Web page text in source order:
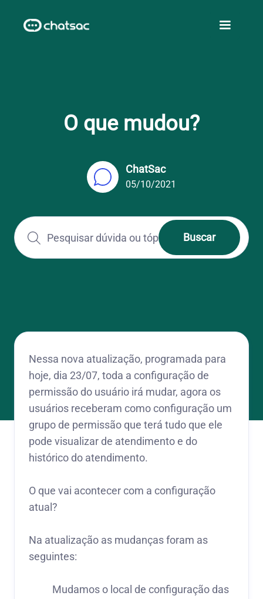
O que mudou?
ChatSac
05/10/2021
Nessa nova atualização, programada para
hoje, dia 23/07, toda a configuração de
permissão do usuário irá mudar, agora os
usuários receberam como configuração um
grupo de permissão que terá tudo que ele
pode visualizar de atendimento e do
histórico do atendimento.
O que vai acontecer com a configuração
atual?
Na atualização as mudanças foram as
seguintes:
Mudamos o local de configuração das